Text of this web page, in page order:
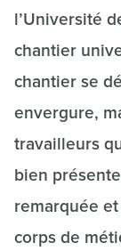
l’Université
chantier
chantier se
envergure,
travailleurs
bien
remarquée
corps de